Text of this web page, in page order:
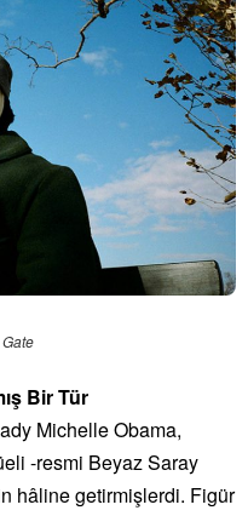
Bir Tür
Michelle Obama,
-resmi Beyaz Saray
hâline getirmişlerdi. Figür